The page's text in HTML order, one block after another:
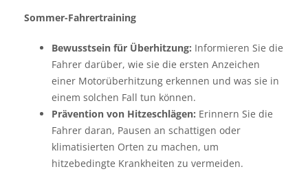
Sommer-Fahrertraining
Bewusstsein für Überhitzung: Informieren Sie die
Fahrer darüber, wie sie die ersten Anzeichen
einer Motorüberhitzung erkennen und was sie in
einem solchen Fall tun können.
Prävention von Hitzeschlägen: Erinnern Sie die
Fahrer daran, Pausen an schattigen oder
klimatisierten Orten zu machen, um
hitzebedingte Krankheiten zu vermeiden.